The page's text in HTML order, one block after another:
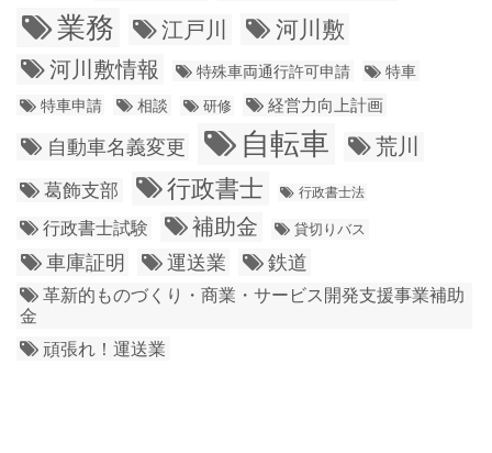
業務 江戸川
河川敷
河川敷情報
特殊車両通行許可申請
特車
特車申請
相談 研修 経営力向上計画
自動車名義変更 自転車 荒川
葛飾支部 行政書士 行政書士法
行政書士試験 補助金 貸切りバス
車庫証明 運送業 鉄道
革新的ものづくり・商業・サービス開発支援事業補助
金
頑張れ！運送業